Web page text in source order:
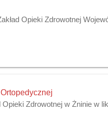
Opieki Zdrowotnej
Zdrowotnej w Żninie w